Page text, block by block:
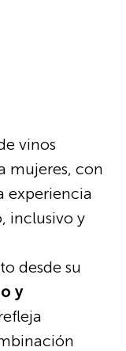
vinos
mujeres, con
experiencia
inclusivo y
desde su
y